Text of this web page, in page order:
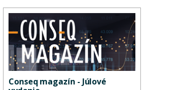
Conseq magazín - Júlové